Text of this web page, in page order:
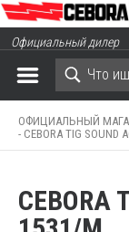
Официальный дилер
ОФИЦИАЛЬНЫЙ
- CEBORA TIG SOUND
CEBORA